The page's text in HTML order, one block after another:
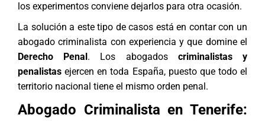
los experimentos conviene dejarlos para otra ocasión.
La solución a este tipo de casos está en contar con un
abogado criminalista con experiencia y que domine el
Derecho Penal. Los abogados criminalistas y
penalistas ejercen en toda España, puesto que todo el
territorio nacional tiene el mismo orden penal.
Abogado Criminalista en Tenerife: